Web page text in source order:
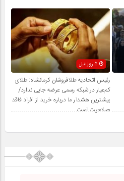
رئیس اتحادیه طلافروشان کرمانشاه: طلای
کم‌عیار در شبکه رسمی عرضه جایی ندارد/
بیشترین هشدار ما درباره خرید از افراد فاقد
صلاحیت است